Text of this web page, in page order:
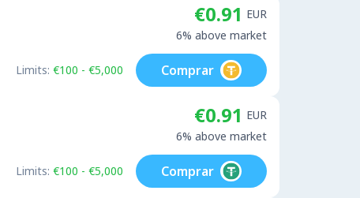
€0.91 EUR
6% above market
Limits: €100 - €5,000 Comprar
€0.91 EUR
6% above market
Limits: €100 - €5,000 Comprar